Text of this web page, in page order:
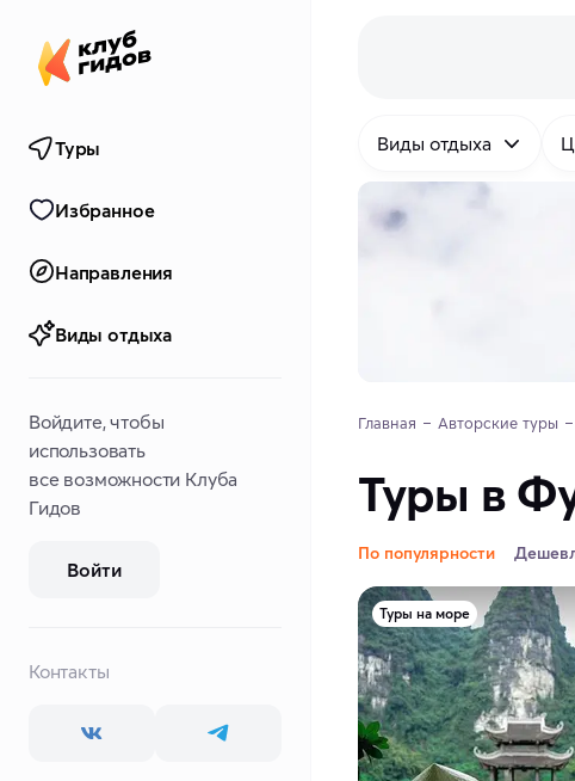
Туры
Избранное
Направления
Виды отдыха
Войдите, чтобы
использовать
все возможности Клуба
Гидов
Войти
Контакты
Виды отдыха
Главная Авторские туры
Туры в
По популярности
Туры на море